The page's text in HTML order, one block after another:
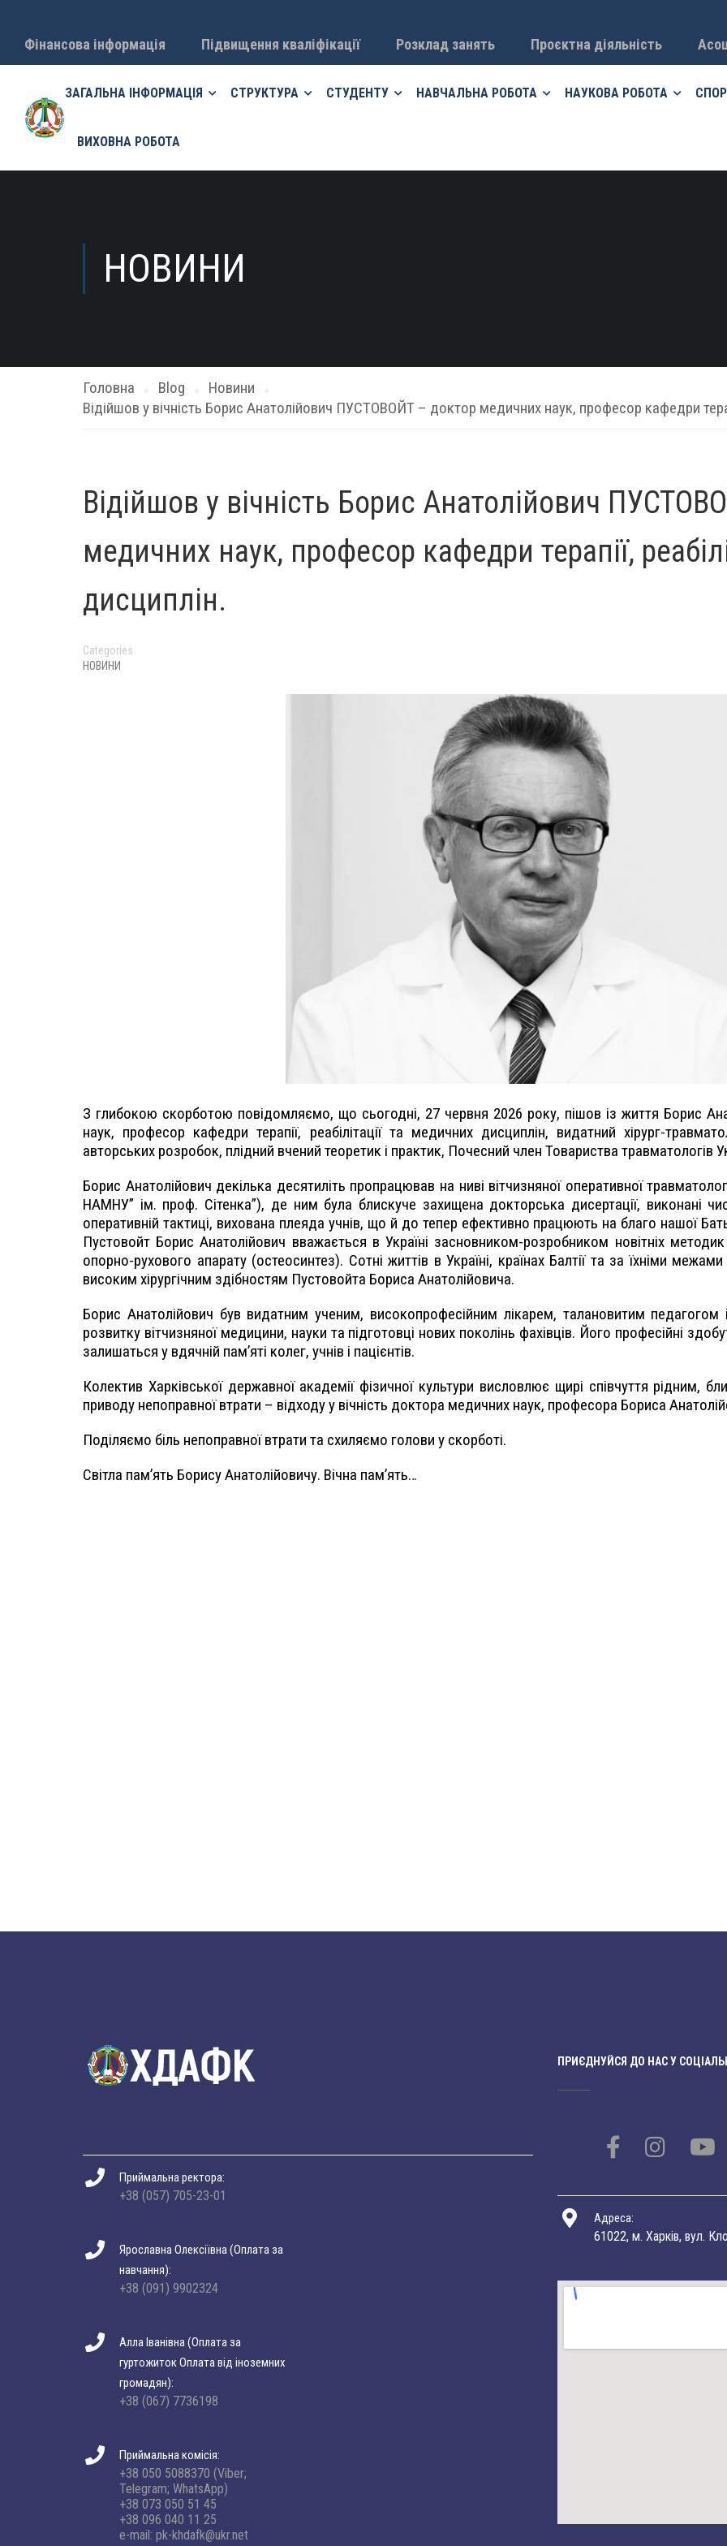
Фінансова інформація Підвищення кваліфікації Розклад занять Проєктна діяльність
ЗАГАЛЬНА ІНФОРМАЦІЯ СТРУКТУРА СТУДЕНТУ НАВЧАЛЬНА РОБОТА НАУКОВА РОБОТА
ВИХОВНА РОБОТА
НОВИНИ
Головна Blog
Новини
Відійшов у вічність Борис Анатолійович ПУСТОВОЙТ – доктор медичних наук, професор кафедри
Відійшов у вічність Борис Анатолійович
медичних наук, професор кафедри терапії,
дисциплін.
Categories
НОВИНИ
З глибокою скорботою повідомляємо, що сьогодні, 27 червня 2026 року, пішов із життя Борис
наук, професор кафедри терапії, реабілітації та медичних дисциплін, видатний хірург-
авторських розробок, плідний вчений теоретик і практик, Почесний член Товариства травматологів
Борис Анатолійович декілька десятиліть пропрацював на ниві вітчизняної оперативної
НАМНУ” ім. проф. Сітенка”), де ним була блискуче захищена докторська дисертації, виконані
оперативній тактиці, вихована плеяда учнів, що й до тепер ефективно працюють на благо нашої
Пустовойт Борис Анатолійович вважається в Україні засновником-розробником новітніх
опорно-рухового апарату (остеосинтез). Сотні життів в Україні, країнах Балтії та за їхніми
високим хірургічним здібностям Пустовойта Бориса Анатолійовича.
Борис Анатолійович був видатним ученим, високопрофесійним лікарем, талановитим
розвитку вітчизняної медицини, науки та підготовці нових поколінь фахівців. Його професійні
залишаться у вдячній пам’яті колег, учнів і пацієнтів.
Колектив Харківської державної академії фізичної культури висловлює щирі співчуття рідним,
приводу непоправної втрати – відходу у вічність доктора медичних наук, професора Бориса
Поділяємо біль непоправної втрати та схиляємо голови у скорботі.
Світла пам’ять Борису Анатолійовичу. Вічна пам’ять…
Приймальна ректора:
+38 (057) 705-23-01
Ярославна Олексіївна (Оплата за
навчання):
+38 (091) 9902324
Алла Іванівна (Оплата за
гуртожиток Оплата від іноземних
громадян):
+38 (067) 7736198
Приймальна комісія:
+38 050 5088370 (Viber;
Telegram; WhatsApp)
+38 073 050 51 45
+38 096 040 11 25
e-mail: pk-khdafk@ukr.net
ПРИЄДНУЙСЯ ДО НАС У
Адреса:
61022, м. Харків, вул.